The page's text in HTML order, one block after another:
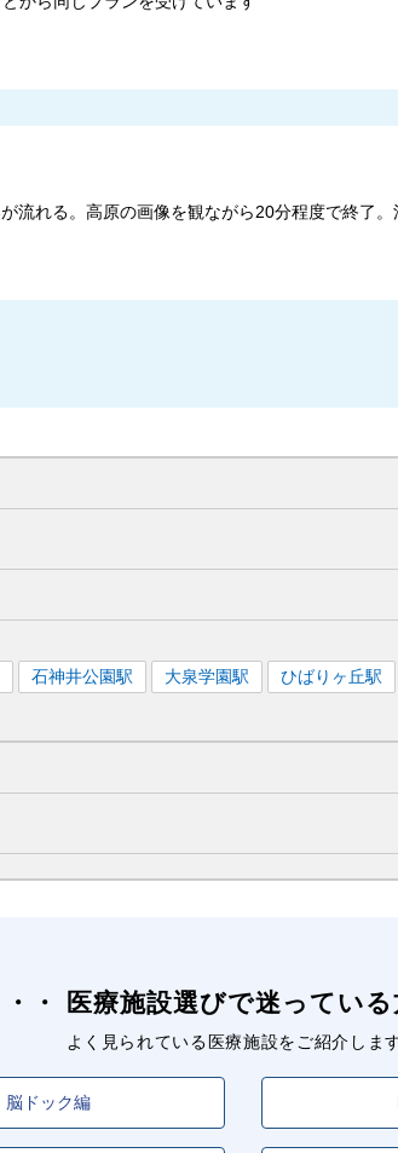
流れる。高原の画像を観ながら20分程度で終了。
石神井公園駅 大泉学園駅 ひばりヶ丘駅
医療施設選びで迷っている
よく見られている医療施設をご紹介します
脳ドック編